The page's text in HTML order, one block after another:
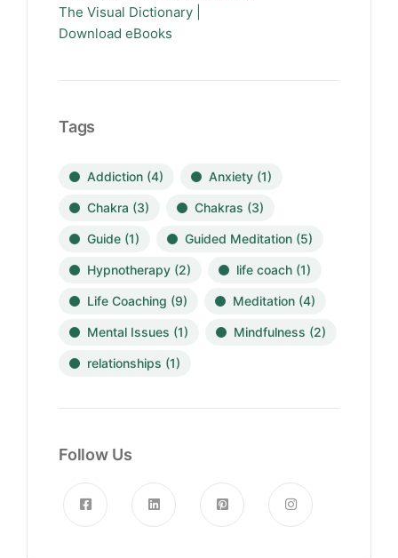
The Visual Dictionary |
Download eBooks
Tags
Addiction (4) Anxiety (1)
Chakra (3) Chakras (3)
Guide (1) Guided Meditation (5)
Hypnotherapy (2) life coach (1)
Life Coaching (9) Meditation (4)
Mental Issues (1) Mindfulness (2)
relationships (1)
Follow Us